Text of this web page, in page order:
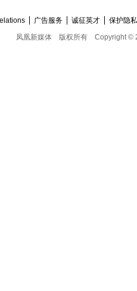
广告服务 诚征英才
保护隐
凤凰新媒体
版权所有 Copyright ©